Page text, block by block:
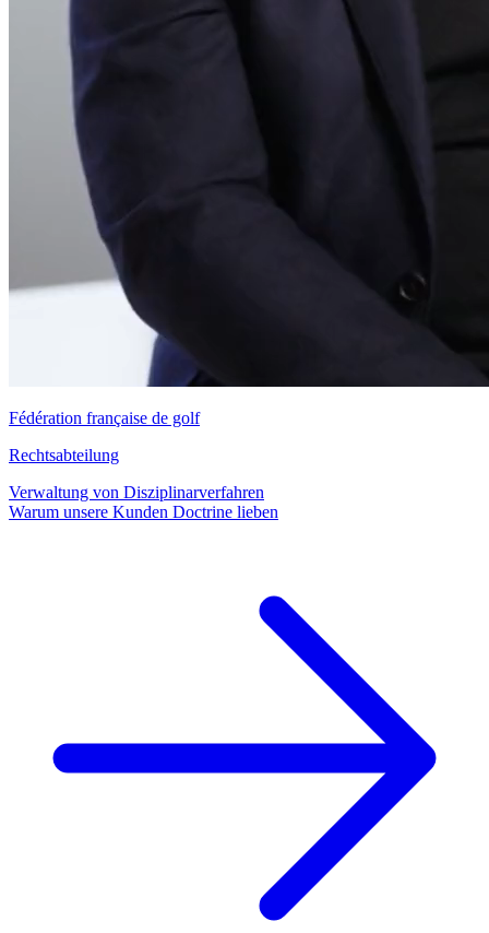
Fédération française de golf
Rechtsabteilung
Verwaltung von Disziplinarverfahren
Warum unsere Kunden Doctrine lieben